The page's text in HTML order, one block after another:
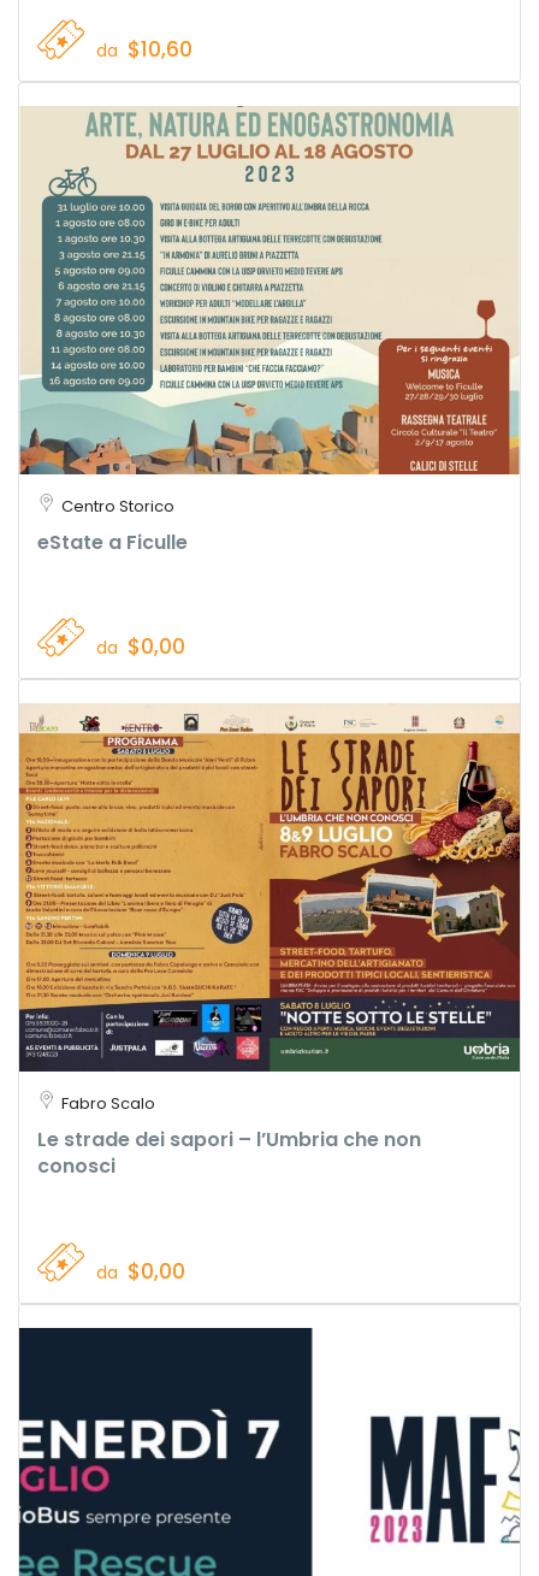
da $10,60
Centro Storico
eState a Ficulle
da $0,00
Fabro Scalo
Le strade dei sapori – l’Umbria che non
conosci
da $0,00